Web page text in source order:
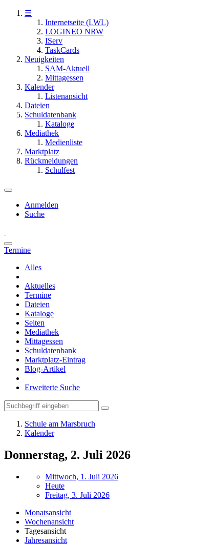
☰
Internetseite (LWL)
LOGINEO NRW
IServ
TaskCards
Neuigkeiten
SAM-Aktuell
Mittagessen
Kalender
Listenansicht
Dateien
Schuldatenbank
Kataloge
Mediathek
Medienliste
Marktplatz
Rückmeldungen
Schulfest
Anmelden
Suche
Termine
Alles
Aktuelles
Termine
Dateien
Kataloge
Seiten
Mediathek
Mittagessen
Schuldatenbank
Marktplatz-Eintrag
Blog-Artikel
Erweiterte Suche
Schule am Marsbruch
Kalender
Donnerstag, 2. Juli 2026
Mittwoch, 1. Juli 2026
Heute
Freitag, 3. Juli 2026
Monatsansicht
Wochenansicht
Tagesansicht
Jahresansicht